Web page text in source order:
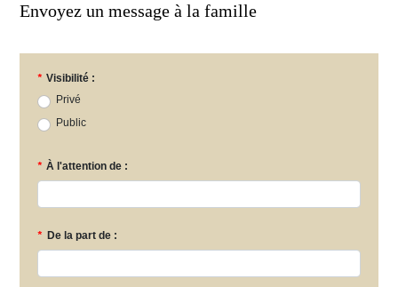
Envoyez un message à la famille
* Visibilité :
Privé
Public
* À l'attention de :
* De la part de :